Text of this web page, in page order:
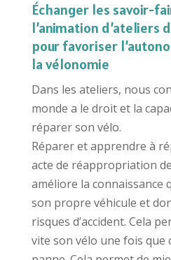
Échanger les savoir-
l’animation d’ateliers
pour favoriser
la vélonomie
Dans les ateliers, nous
monde a le droit et la
réparer son vélo.
Réparer et apprendre à
acte de réappropriation
améliore la connaissance
son propre véhicule et
risques d’accident. Cela
vite son vélo une fois que